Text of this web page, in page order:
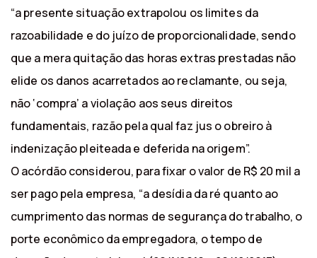
“a presente situação extrapolou os limites da
razoabilidade e do juízo de proporcionalidade, sendo
que a mera quitação das horas extras prestadas não
elide os danos acarretados ao reclamante, ou seja,
não ‘compra’ a violação aos seus direitos
fundamentais, razão pela qual faz jus o obreiro à
indenização pleiteada e deferida na origem”.
O acórdão considerou, para fixar o valor de R$ 20 mil a
ser pago pela empresa, “a desídia da ré quanto ao
cumprimento das normas de segurança do trabalho, o
porte econômico da empregadora, o tempo de